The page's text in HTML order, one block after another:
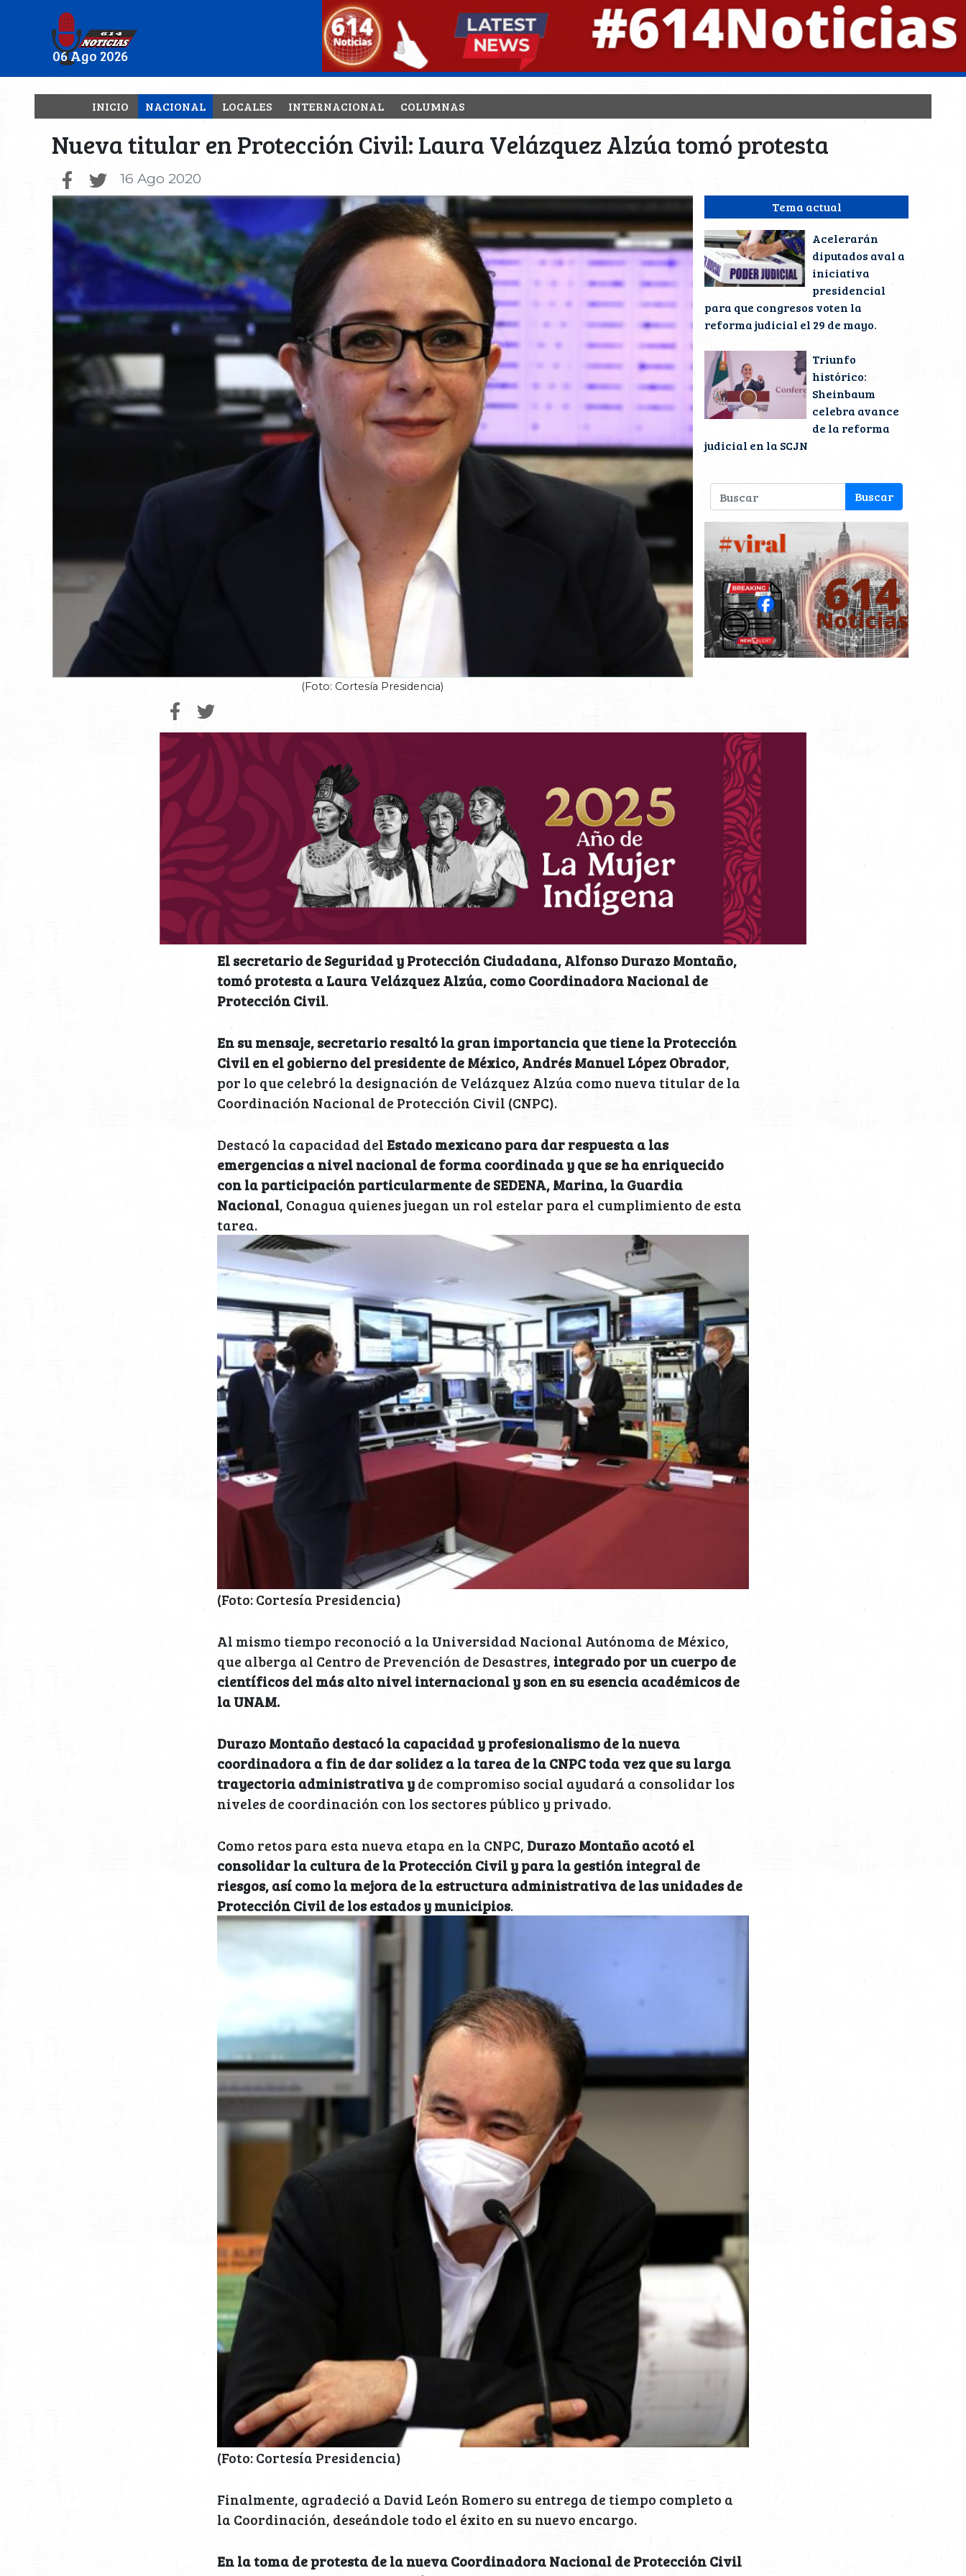
06 Ago 2026
INICIO NACIONAL LOCALES INTERNACIONAL COLUMNAS
Nueva titular en Protección Civil: Laura Velázquez Alzúa tomó protesta
16 Ago 2020
(Foto: Cortesía Presidencia)
Tema actual
Acelerarán
diputados aval a
iniciativa
presidencial
para que congresos voten la
reforma judicial el 29 de mayo.
Triunfo
histórico:
Sheinbaum
celebra avance
de la reforma
judicial en la SCJN
El secretario de Seguridad y Protección Ciudadana, Alfonso Durazo Montaño,
tomó protesta a Laura Velázquez Alzúa, como Coordinadora Nacional de
Protección Civil.
En su mensaje, secretario resaltó la gran importancia que tiene la Protección
Civil en el gobierno del presidente de México, Andrés Manuel López Obrador,
por lo que celebró la designación de Velázquez Alzúa como nueva titular de la
Coordinación Nacional de Protección Civil (CNPC).
Destacó la capacidad del Estado mexicano para dar respuesta a las
emergencias a nivel nacional de forma coordinada y que se ha enriquecido
con la participación particularmente de SEDENA, Marina, la Guardia
Nacional, Conagua quienes juegan un rol estelar para el cumplimiento de esta
tarea.
(Foto: Cortesía Presidencia)
Al mismo tiempo reconoció a la Universidad Nacional Autónoma de México,
que alberga al Centro de Prevención de Desastres, integrado por un cuerpo de
científicos del más alto nivel internacional y son en su esencia académicos de
la UNAM.
Durazo Montaño destacó la capacidad y profesionalismo de la nueva
coordinadora a fin de dar solidez a la tarea de la CNPC toda vez que su larga
trayectoria administrativa yde compromiso social ayudará a consolidar los
niveles de coordinación con los sectores público y privado.
Como retos para esta nueva etapa en la CNPC, Durazo Montaño acotó el
consolidar la cultura de la Protección Civil y para la gestión integral de
riesgos, así como la mejora de la estructura administrativa de las unidades de
Protección Civil de los estados y municipios.
(Foto: Cortesía Presidencia)
Finalmente, agradeció a David León Romero su entrega de tiempo completo a
la Coordinación, deseándole todo el éxito en su nuevo encargo.
En la toma de protesta de la nueva Coordinadora Nacional de Protección Civil